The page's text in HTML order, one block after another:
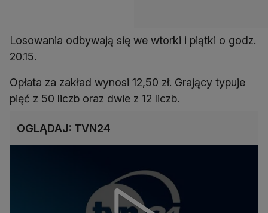
Losowania odbywają się we wtorki i piątki o godz.
20.15.
Opłata za zakład wynosi 12,50 zł. Grający typuje
pięć z 50 liczb oraz dwie z 12 liczb.
OGLĄDAJ: TVN24